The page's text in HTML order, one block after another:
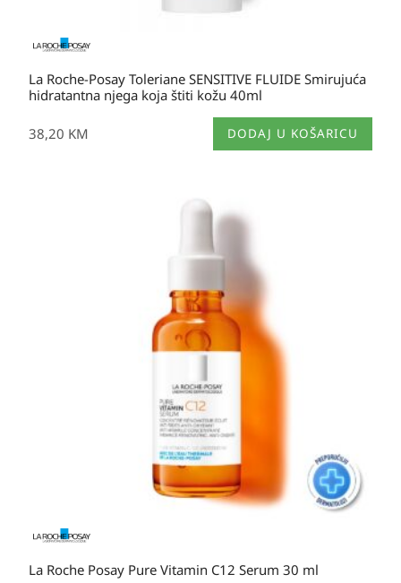
La Roche-Posay Toleriane SENSITIVE FLUIDE Smirujuća
hidratantna njega koja štiti kožu 40ml
38,20 KM DODAJ U KOŠARICU
La Roche Posay Pure Vitamin C12 Serum 30 ml